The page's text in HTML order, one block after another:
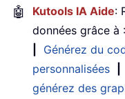
🤖 Kutools IA Aide:
données grâce à :
Générez du
personnalisées
générez des